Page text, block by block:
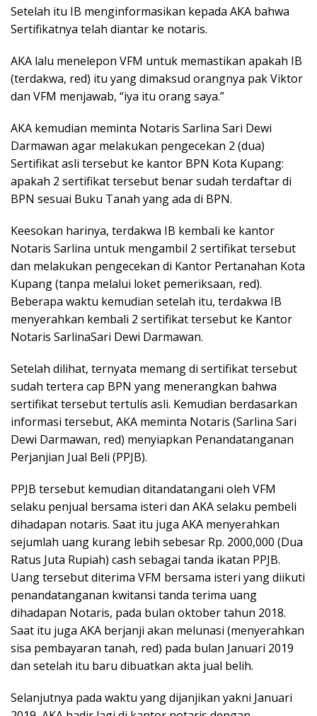
Setelah itu IB menginformasikan kepada AKA bahwa
Sertifikatnya telah diantar ke notaris.
AKA lalu menelepon VFM untuk memastikan apakah IB
(terdakwa, red) itu yang dimaksud orangnya pak Viktor
dan VFM menjawab, “iya itu orang saya.”
AKA kemudian meminta Notaris Sarlina Sari Dewi
Darmawan agar melakukan pengecekan 2 (dua)
Sertifikat asli tersebut ke kantor BPN Kota Kupang:
apakah 2 sertifikat tersebut benar sudah terdaftar di
BPN sesuai Buku Tanah yang ada di BPN.
Keesokan harinya, terdakwa IB kembali ke kantor
Notaris Sarlina untuk mengambil 2 sertifikat tersebut
dan melakukan pengecekan di Kantor Pertanahan Kota
Kupang (tanpa melalui loket pemeriksaan, red).
Beberapa waktu kemudian setelah itu, terdakwa IB
menyerahkan kembali 2 sertifikat tersebut ke Kantor
Notaris SarlinaSari Dewi Darmawan.
Setelah dilihat, ternyata memang di sertifikat tersebut
sudah tertera cap BPN yang menerangkan bahwa
sertifikat tersebut tertulis asli. Kemudian berdasarkan
informasi tersebut, AKA meminta Notaris (Sarlina Sari
Dewi Darmawan, red) menyiapkan Penandatanganan
Perjanjian Jual Beli (PPJB).
PPJB tersebut kemudian ditandatangani oleh VFM
selaku penjual bersama isteri dan AKA selaku pembeli
dihadapan notaris. Saat itu juga AKA menyerahkan
sejumlah uang kurang lebih sebesar Rp. 2000,000 (Dua
Ratus Juta Rupiah) cash sebagai tanda ikatan PPJB.
Uang tersebut diterima VFM bersama isteri yang diikuti
penandatanganan kwitansi tanda terima uang
dihadapan Notaris, pada bulan oktober tahun 2018.
Saat itu juga AKA berjanji akan melunasi (menyerahkan
sisa pembayaran tanah, red) pada bulan Januari 2019
dan setelah itu baru dibuatkan akta jual belih.
Selanjutnya pada waktu yang dijanjikan yakni Januari